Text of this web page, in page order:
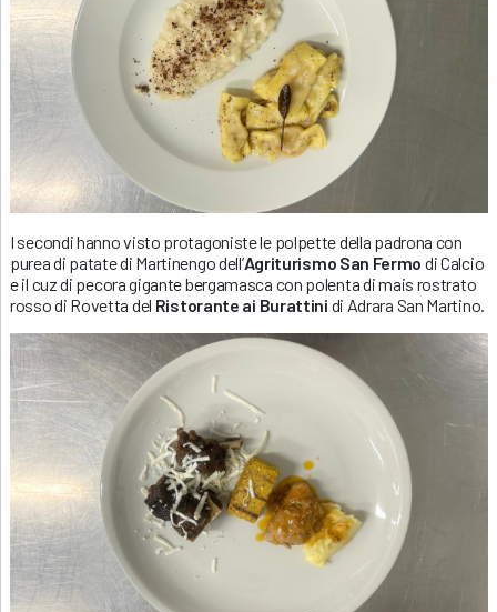
I secondi hanno visto protagoniste le polpette della padrona con
purea di patate di Martinengo dell’Agriturismo San Fermo di Calcio
e il cuz di pecora gigante bergamasca con polenta di mais rostrato
rosso di Rovetta del Ristorante ai Burattini di Adrara San Martino.